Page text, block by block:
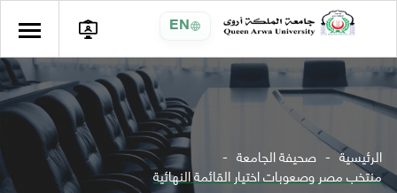
EN
الرئيسية صحيفة الجامعة
منتخب مصر وصعوبات اختيار القائمة النهائية